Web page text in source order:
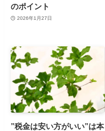
のポイント
2026年1月27日
”税金は安い方がいい”は本